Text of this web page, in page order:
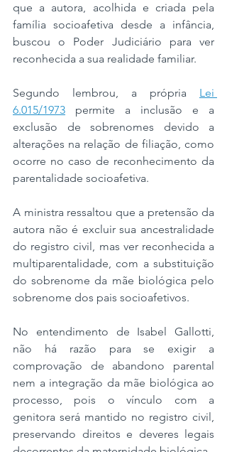
que a autora, acolhida e criada pela
família socioafetiva desde a infância,
buscou o Poder Judiciário para ver
reconhecida a sua realidade familiar.
Segundo lembrou, a própria Lei
6.015/1973 permite a inclusão e a
exclusão de sobrenomes devido a
alterações na relação de filiação, como
ocorre no caso de reconhecimento da
parentalidade socioafetiva.
A ministra ressaltou que a pretensão da
autora não é excluir sua ancestralidade
do registro civil, mas ver reconhecida a
multiparentalidade, com a substituição
do sobrenome da mãe biológica pelo
sobrenome dos pais socioafetivos.
No entendimento de Isabel Gallotti,
não há razão para se exigir a
comprovação de abandono parental
nem a integração da mãe biológica ao
processo, pois o vínculo com a
genitora será mantido no registro civil,
preservando direitos e deveres legais